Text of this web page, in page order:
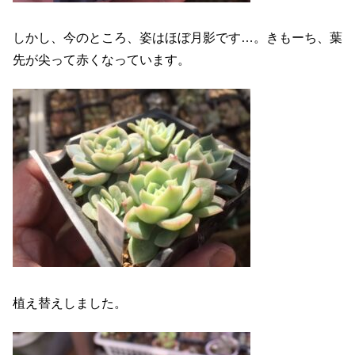
しかし、今のところ、姿はほぼ月影です…。きもーち、葉
先が尖って赤くなっています。
植え替えしました。